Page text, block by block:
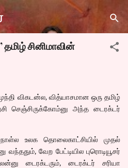
main content
தமிழ் சினிமாவின்
விகடன்ல, வித்யாசமான ஒரு தமிழ்
செஞ்சிருக்கோம்னு அந்த டைரக்டர்
உலக தொலைகாட்சியில் முதல்
வேற பேட்டியில புரொடியூசர்
டைரக்டரும், டைரக்டர் சரியா